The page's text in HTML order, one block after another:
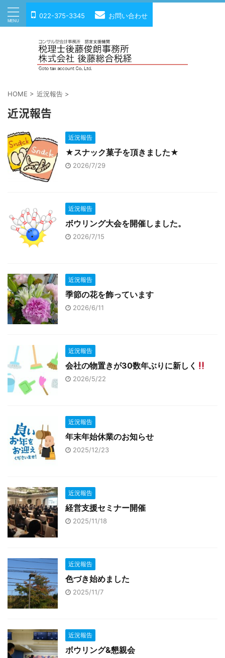
022-375-3345 お問い合わせ
HOME > 近況報告 >
近況報告
近況報告
★スナック菓子を頂きました★
2026/7/29
近況報告
ボウリング大会を開催しました。
2026/7/15
近況報告
季節の花を飾っています
2026/6/11
近況報告
会社の物置きが30数年ぶりに新しく
2026/5/22
近況報告
年末年始休業のお知らせ
2025/12/23
近況報告
経営支援セミナー開催
2025/11/18
近況報告
色づき始めました
2025/11/7
近況報告
ボウリング&懇親会